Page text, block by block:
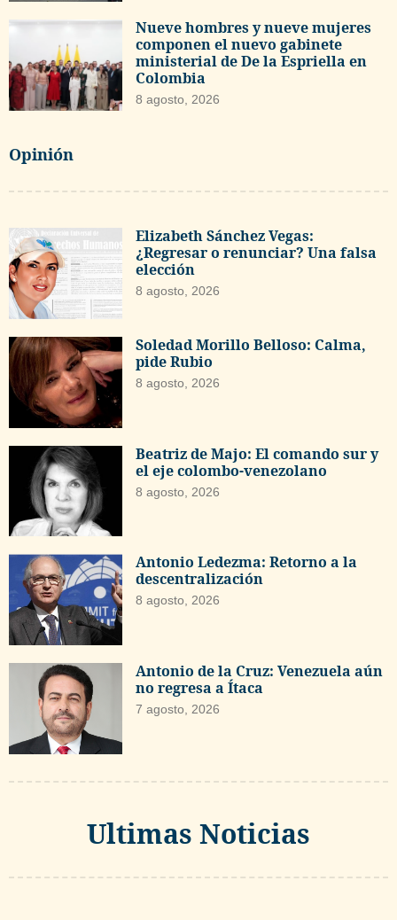
Nueve hombres y nueve mujeres
componen el nuevo gabinete
ministerial de De la Espriella en
Colombia
8 agosto, 2026
Opinión
Elizabeth Sánchez Vegas:
¿Regresar o renunciar? Una falsa
elección
8 agosto, 2026
Soledad Morillo Belloso: Calma,
pide Rubio
8 agosto, 2026
Beatriz de Majo: El comando sur y
el eje colombo-venezolano
8 agosto, 2026
Antonio Ledezma: Retorno a la
descentralización
8 agosto, 2026
Antonio de la Cruz: Venezuela aún
no regresa a Ítaca
7 agosto, 2026
Ultimas Noticias